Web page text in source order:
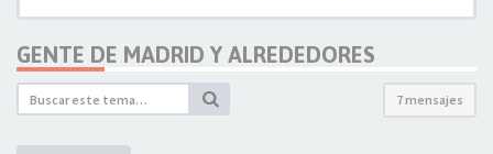
GENTE DE MADRID Y ALREDEDORES
7 mensajes